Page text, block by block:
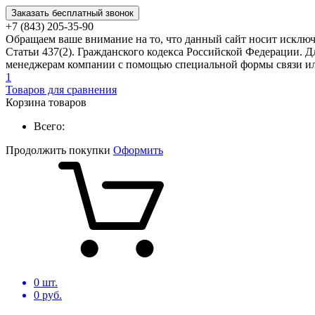
Заказать бесплатный звонок
+7 (843) 205-35-90
Обращаем ваше внимание на то, что данный сайт носит
Статьи 437(2). Гражданского кодекса Российской
менеджерам компании с помощью специальной формы связи
1
Товаров для сравнения
Корзина товаров
Всего:
Продолжить покупки Оформить
0 шт.
0 руб.